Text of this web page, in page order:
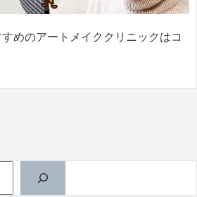
めのアートメイククリニックはコ